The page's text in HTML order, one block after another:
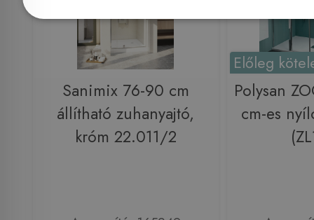
Sanimix 76-90 cm
állítható zuhanyajtó,
króm 22.011/2
Előleg
Polysan
cm-es